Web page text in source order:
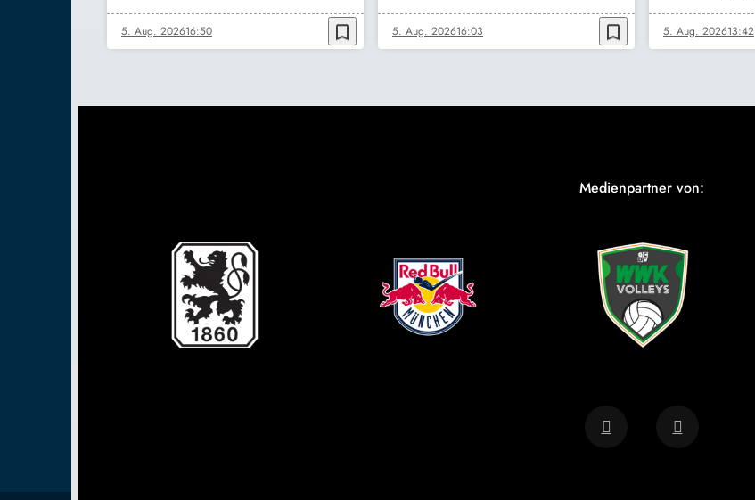
5. Aug. 202616:50 bookmark_border 5. Aug. 202616:03 bookmark_border 5. Aug. 202613:42
Medienpartner von: